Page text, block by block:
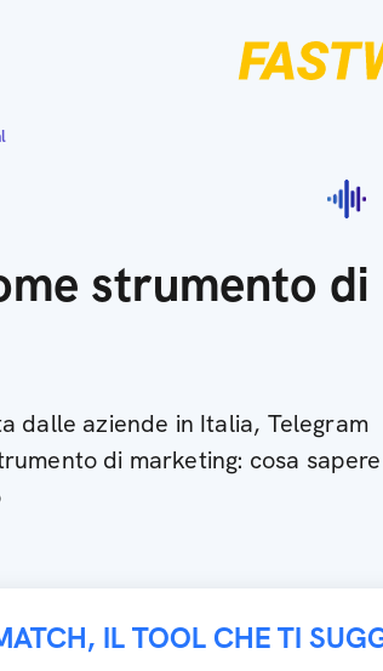
strumento di
dalle aziende in Italia, Telegram
di marketing: cosa sapere
IL TOOL CHE TI